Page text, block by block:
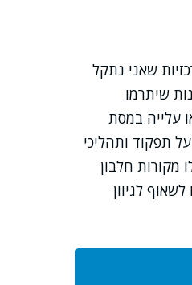
שאני נתקל
שיתרמו
עלייה במסת
תפקוד ותהליכי
מקורות חלבון
לגיוון